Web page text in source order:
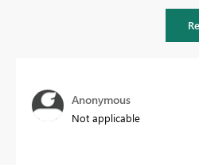
Anonymous
Not applicable